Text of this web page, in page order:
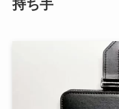
持ち手